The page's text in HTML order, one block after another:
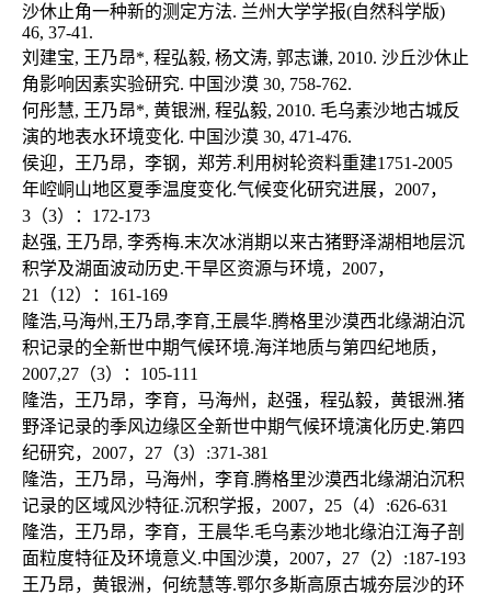
沙休止角一种新的测定方法. 兰州大学学报(自然科学版)
46, 37-41.
刘建宝, 王乃昂*, 程弘毅, 杨文涛, 郭志谦, 2010. 沙丘沙休止
角影响因素实验研究. 中国沙漠 30, 758-762.
何彤慧, 王乃昂*, 黄银洲, 程弘毅, 2010. 毛乌素沙地古城反
演的地表水环境变化. 中国沙漠 30, 471-476.
侯迎，王乃昂，李钢，郑芳.利用树轮资料重建1751-2005
年崆峒山地区夏季温度变化.气候变化研究进展，2007，
3（3）：172-173
赵强, 王乃昂, 李秀梅.末次冰消期以来古猪野泽湖相地层沉
积学及湖面波动历史.干旱区资源与环境，2007，
21（12）：161-169
隆浩,马海州,王乃昂,李育,王晨华.腾格里沙漠西北缘湖泊沉
积记录的全新世中期气候环境.海洋地质与第四纪地质，
2007,27（3）：105-111
隆浩，王乃昂，李育，马海州，赵强，程弘毅，黄银洲.猪
野泽记录的季风边缘区全新世中期气候环境演化历史.第四
纪研究，2007，27（3）:371-381
隆浩，王乃昂，马海州，李育.腾格里沙漠西北缘湖泊沉积
记录的区域风沙特征.沉积学报，2007，25（4）:626-631
隆浩，王乃昂，李育，王晨华.毛乌素沙地北缘泊江海子剖
面粒度特征及环境意义.中国沙漠，2007，27（2）:187-193
王乃昂，黄银洲，何统慧等.鄂尔多斯高原古城夯层沙的环